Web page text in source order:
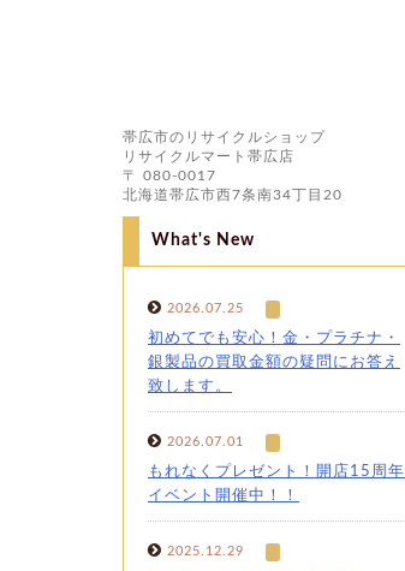
帯広市のリサイクルショップ
リサイクルマート帯広店
〒 080-0017
北海道帯広市西7条南34丁目20
What's New
2026.07.25
初めてでも安心！金・プラチナ・
銀製品の買取金額の疑問にお答え
致します。
2026.07.01
もれなくプレゼント！開店15周年
イベント開催中！！
2025.12.29